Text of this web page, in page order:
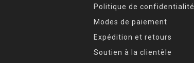
Politique de confidentialité
Modes de paiement
Expédition et retours
Soutien à la clientèle